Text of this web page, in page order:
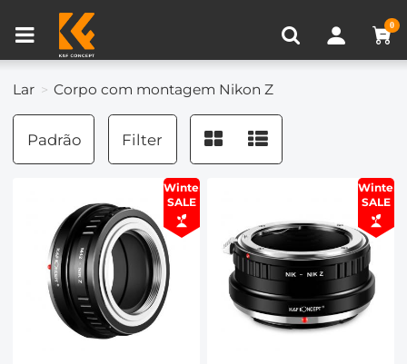
0
Lar Corpo com montagem Nikon Z
Padrão Filter
Winter
SALE
Winter
SALE